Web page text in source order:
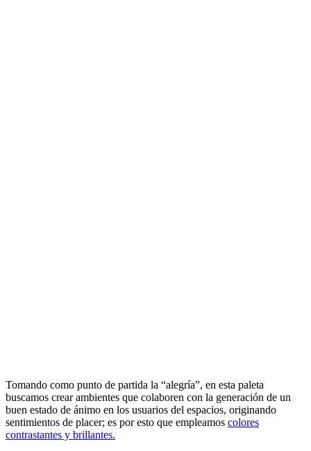
Tomando como punto de partida la “alegría”, en esta paleta
buscamos crear ambientes que colaboren con la generación de un
buen estado de ánimo en los usuarios del espacios, originando
sentimientos de placer; es por esto que empleamos colores
contrastantes y brillantes.